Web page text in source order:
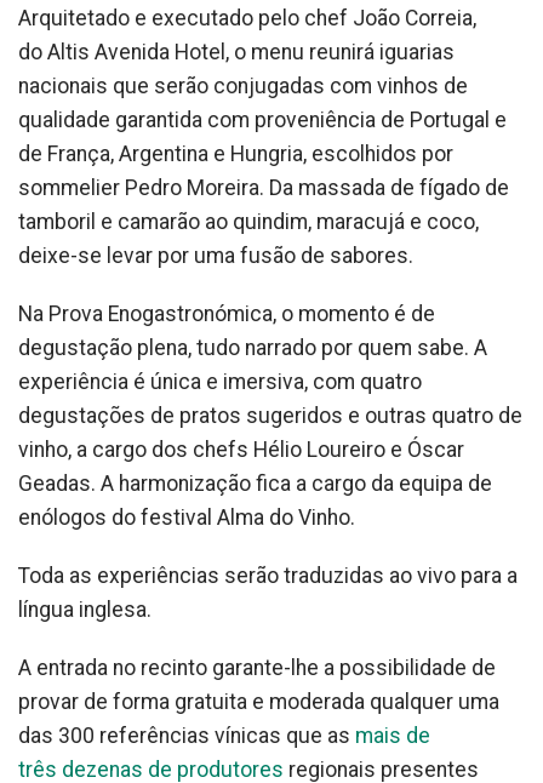
Arquitetado e executado pelo chef João Correia,
do Altis Avenida Hotel, o menu reunirá iguarias
nacionais que serão conjugadas com vinhos de
qualidade garantida com proveniência de Portugal e
de França, Argentina e Hungria, escolhidos por
sommelier Pedro Moreira. Da massada de fígado de
tamboril e camarão ao quindim, maracujá e coco,
deixe-se levar por uma fusão de sabores.
Na Prova Enogastronómica, o momento é de
degustação plena, tudo narrado por quem sabe. A
experiência é única e imersiva, com quatro
degustações de pratos sugeridos e outras quatro de
vinho, a cargo dos chefs Hélio Loureiro e Óscar
Geadas. A harmonização fica a cargo da equipa de
enólogos do festival Alma do Vinho.
Toda as experiências serão traduzidas ao vivo para a
língua inglesa.
A entrada no recinto garante-lhe a possibilidade de
provar de forma gratuita e moderada qualquer uma
das 300 referências vínicas que as mais de
três dezenas de produtores regionais presentes